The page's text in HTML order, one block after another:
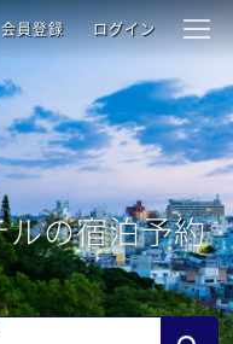
会員登録 ログイン
の宿泊予約